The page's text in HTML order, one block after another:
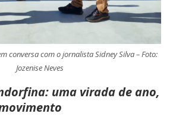
conversa com o jornalista Sidney Silva – Foto:
Jozenise Neves
uma virada de ano,